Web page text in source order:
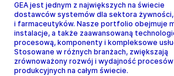
GEA jest jednym z największych na świecie
dostawców systemów dla sektora
i farmaceutyków. Nasze portfolio obejmuje
instalacje, a także zaawansowaną
procesową, komponenty i kompleksowe
Stosowane w różnych branżach, zwiększają
zrównoważony rozwój i wydajność procesów
produkcyjnych na całym świecie.